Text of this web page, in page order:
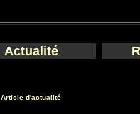
Actualité
Article d'actualité